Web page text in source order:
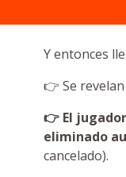
Y entonces
👉 Se
👉 El
eliminado
cancelado).